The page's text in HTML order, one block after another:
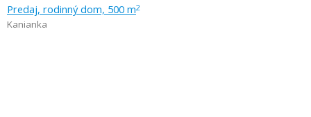
Predaj, rodinný dom, 500 m2
Kanianka